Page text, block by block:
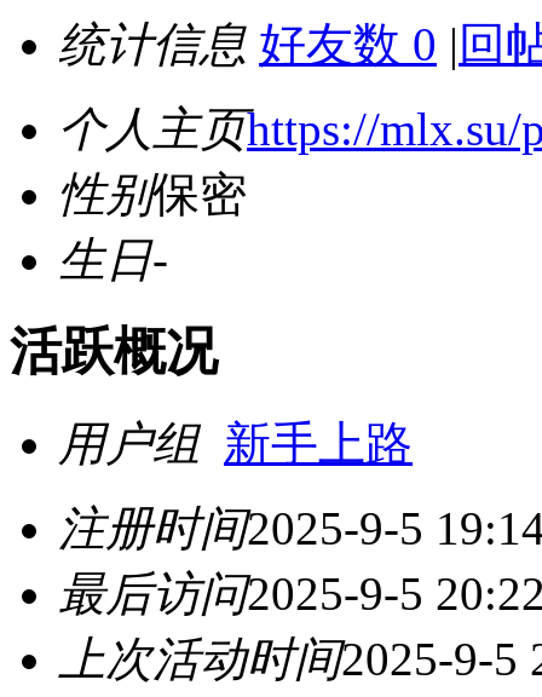
统计信息 好友数 0 | 回
个人主页https://mlx.su/
性别保密
生日-
活跃概况
用户组 新手上路
注册时间2025-9-5
最后访问2025-9-5
上次活动时间2025-9-5